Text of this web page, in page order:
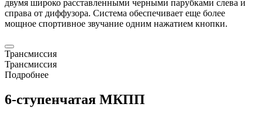
двумя широко расставленными черными парубками слева и
справа от диффузора. Система обеспечивает еще более
мощное спортивное звучание одним нажатием кнопки.
Трансмиссия
Трансмиссия
Подробнее
6-ступенчатая МКПП